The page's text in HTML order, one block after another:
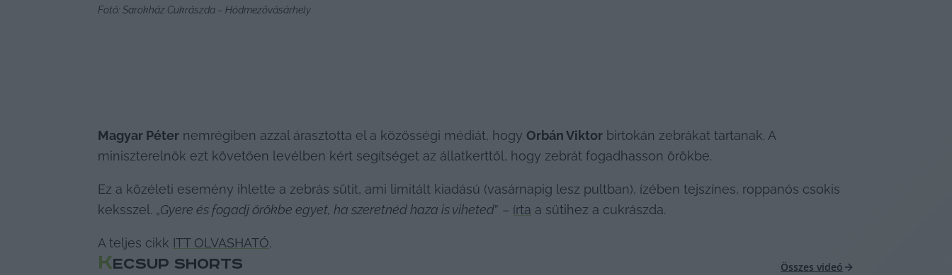
Fotó: Sarokház Cukrászda – Hódmezővásárhely
Magyar Péter nemrégiben azzal árasztotta el a közösségi médiát, hogy Orbán Viktor birtokán zebrákat tartanak. A
miniszterelnök ezt követően levélben kért segítséget az állatkerttől, hogy zebrát fogadhasson örökbe.
Ez a közéleti esemény ihlette a zebrás sütit, ami limitált kiadású (vasárnapig lesz pultban), ízében tejszínes, roppanós csokis
keksszel. „Gyere és fogadj örökbe egyet, ha szeretnéd haza is viheted” – írta a sütihez a cukrászda.
A teljes cikk ITT OLVASHATÓ.
KECSUP SHORTS Összes videó